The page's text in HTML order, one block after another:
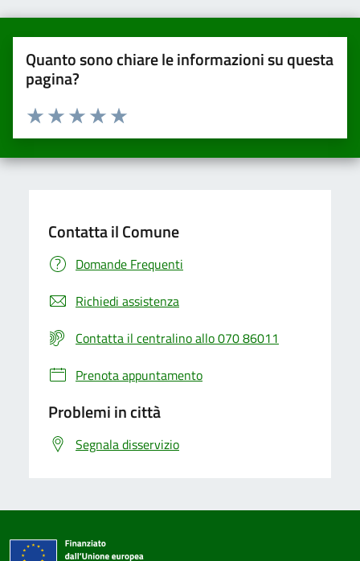
Quanto sono chiare le informazioni su questa
pagina?
Valuta da 1 a 5 stelle la pagina
Valuta 5 stelle su 5
Valuta 4 stelle su 5
Valuta 3 stelle su 5
Valuta 2 stelle su 5
Valuta una stella su 5
Contatta il Comune
Domande Frequenti
Richiedi assistenza
Contatta il centralino allo 070 86011
Prenota appuntamento
Problemi in città
Segnala disservizio